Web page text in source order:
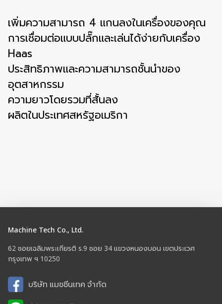
เพิ่มความสามารถ 4 แกนลงในเครื่องของคุณ
การเชื่อมต่อแบบปลั๊กและเล่นได้ง่ายกับเครื่อง
Haas
ประสิทธิภาพและความสามารถชั้นนำของ
อุตสาหกรรม
ความยาวโดยรวมที่สั้นลง
ผลิตในประเทศสหรัฐอเมริกา
Machine Tech Co., Ltd.
62 ซอยเฉลิมพระเกียรติ ร.9 ซอย 34 แขวงหนองบอน เขตประเวศ
กรุงเทพ ฯ 10250
บริษัท แมชชีนเทค จำกัด